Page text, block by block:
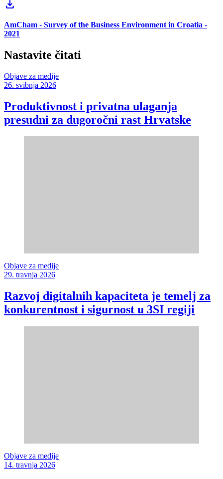
download
AmCham - Survey of the Business Environment in Croatia -
2021
Nastavite čitati
Objave za medije
26. svibnja 2026
Produktivnost i privatna ulaganja
presudni za dugoročni rast Hrvatske
Objave za medije
29. travnja 2026
Razvoj digitalnih kapaciteta je temelj za
konkurentnost i sigurnost u 3SI regiji
Objave za medije
14. travnja 2026